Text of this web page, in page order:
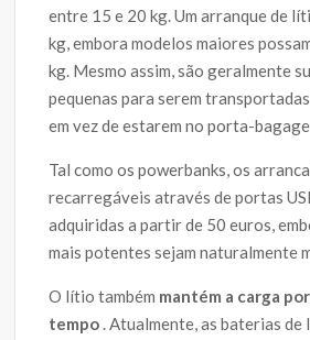
entre 15 e 20 kg. Um arranque de
kg, embora modelos maiores
kg. Mesmo assim, são geralmente
pequenas para serem
em vez de estarem no porta-
Tal como os powerbanks, os
recarregáveis através de portas
adquiridas a partir de 50 euros,
mais potentes sejam naturalmente
O lítio também mantém a carga
tempo. Atualmente, as baterias de